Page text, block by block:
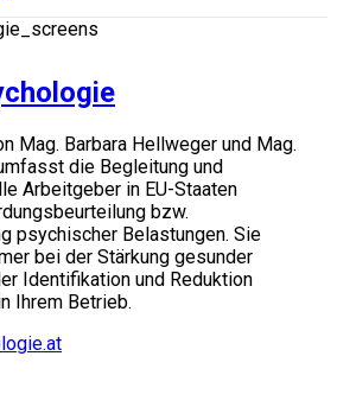
Mag. Barbara Hellweger und Mag.
die Begleitung und
Arbeitgeber in EU-Staaten
bzw.
psychischer Belastungen. Sie
bei der Stärkung gesunder
Identifikation und Reduktion
Ihrem Betrieb.